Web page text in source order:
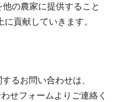
の農家に提供すること
貢献していきます。
るお問い合わせは、
せフォームよりご連絡く